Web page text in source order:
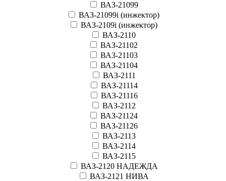
ВАЗ-21099
ВАЗ-21099i (инжектор)
ВАЗ-2109i (инжектор)
ВАЗ-2110
ВАЗ-21102
ВАЗ-21103
ВАЗ-21104
ВАЗ-2111
ВАЗ-21114
ВАЗ-21116
ВАЗ-2112
ВАЗ-21124
ВАЗ-21126
ВАЗ-2113
ВАЗ-2114
ВАЗ-2115
ВАЗ-2120 НАДЕЖДА
ВАЗ-2121 НИВА